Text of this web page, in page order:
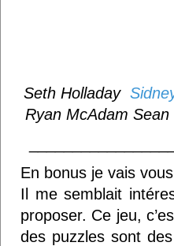
Seth Holladay
Ryan McAdam Sean
En bonus je vais
Il me semblait
proposer. Ce jeu,
des puzzles sont